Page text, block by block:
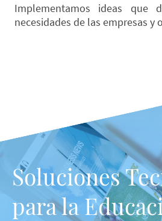
Implementamos ideas que
necesidades de las empresas y
Soluciones
para la